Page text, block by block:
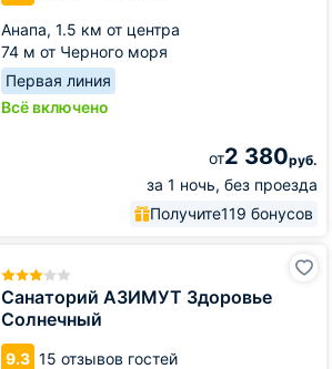
Анапа, 1.5 км от центра
74 м от Черного моря
Первая линия
Всё включено
от2 380руб.
за 1 ночь, без проезда
Получите119 бонусов
Санаторий АЗИМУТ Здоровье
Солнечный
9.3 15 отзывов гостей